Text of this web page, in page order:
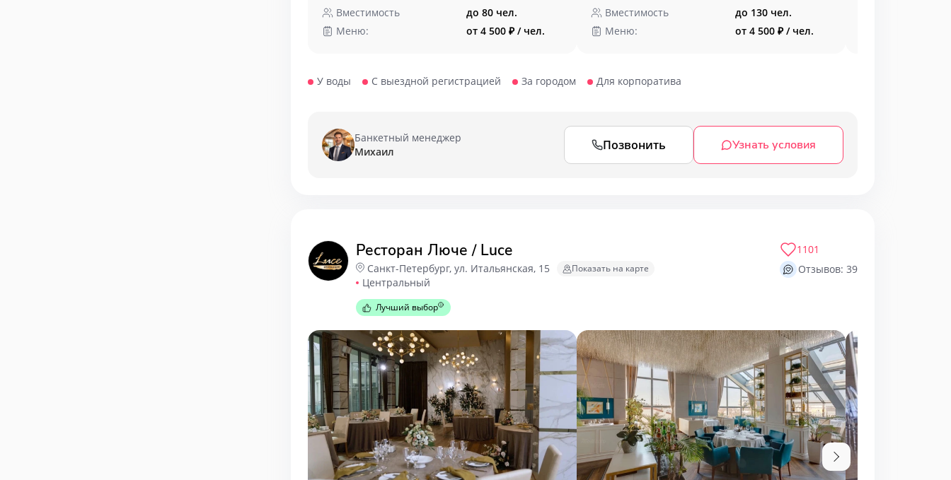
Вместимость
до 80 чел.
Меню:
от 4 500 ₽ / чел.
Вместимость
до 130 чел.
Меню:
от 4 500 ₽ / чел.
У воды С выездной регистрацией За городом Для корпоратива
Банкетный менеджер
Михаил
Позвонить Узнать условия
Ресторан Люче / Luce
Санкт-Петербург, ул. Итальянская, 15
Центральный
Показать на карте
1101
Отзывов: 39
Лучший выбор